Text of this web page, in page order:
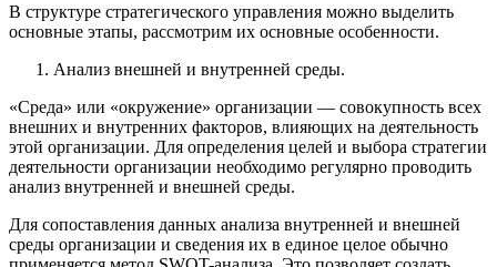
В структуре стратегического управления можно выделить
основные этапы, рассмотрим их основные особенности.
Анализ внешней и внутренней среды.
«Среда» или «окружение» организации — совокупность всех
внешних и внутренних факторов, влияющих на деятельность
этой организации. Для определения целей и выбора стратегии
деятельности организации необходимо регулярно проводить
анализ внутренней и внешней среды.
Для сопоставления данных анализа внутренней и внешней
среды организации и сведения их в единое целое обычно